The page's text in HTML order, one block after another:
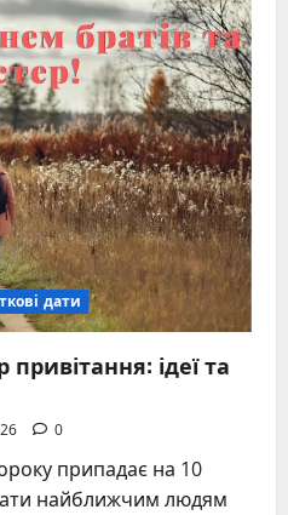
дати
привітання: ідеї та
0
припадає на 10
найближчим людям